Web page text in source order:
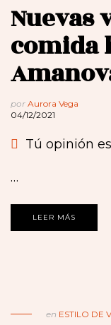
Nuevas
comida
por Aurora Vega
04/12/2021
Tú opinión
…
LEER MÁS
en ESTILO DE